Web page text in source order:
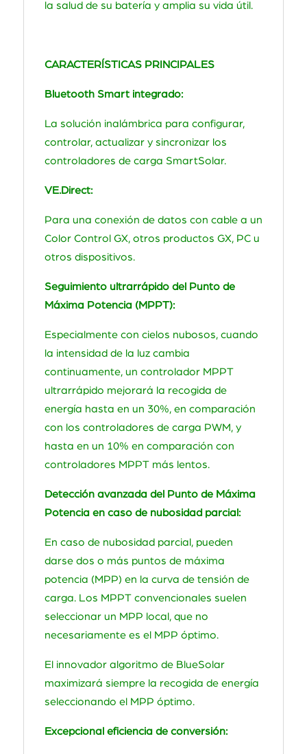
la salud de su batería y amplia su vida útil.
CARACTERÍSTICAS PRINCIPALES
Bluetooth Smart integrado:
La solución inalámbrica para configurar,
controlar, actualizar y sincronizar los
controladores de carga SmartSolar.
VE.Direct:
Para una conexión de datos con cable a un
Color Control GX, otros productos GX, PC u
otros dispositivos.
Seguimiento ultrarrápido del Punto de
Máxima Potencia (MPPT):
Especialmente con cielos nubosos, cuando
la intensidad de la luz cambia
continuamente, un controlador MPPT
ultrarrápido mejorará la recogida de
energía hasta en un 30%, en comparación
con los controladores de carga PWM, y
hasta en un 10% en comparación con
controladores MPPT más lentos.
Detección avanzada del Punto de Máxima
Potencia en caso de nubosidad parcial:
En caso de nubosidad parcial, pueden
darse dos o más puntos de máxima
potencia (MPP) en la curva de tensión de
carga. Los MPPT convencionales suelen
seleccionar un MPP local, que no
necesariamente es el MPP óptimo.
El innovador algoritmo de BlueSolar
maximizará siempre la recogida de energía
seleccionando el MPP óptimo.
Excepcional eficiencia de conversión: